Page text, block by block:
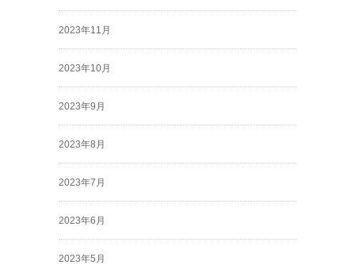
2023年11月
2023年10月
2023年9月
2023年8月
2023年7月
2023年6月
2023年5月